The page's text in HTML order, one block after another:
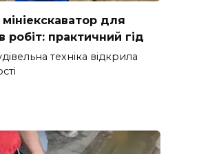
для
робіт: практичний гід
техніка відкрила